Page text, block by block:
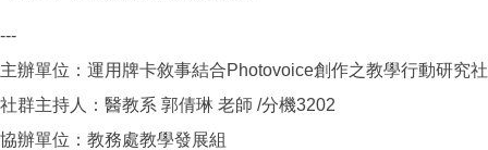
---
主辦單位：運用牌卡敘事結合Photovoice創作之教學行動研究
社群主持人：醫教系 郭倩琳 老師 /分機3202
協辦單位：教務處教學發展組